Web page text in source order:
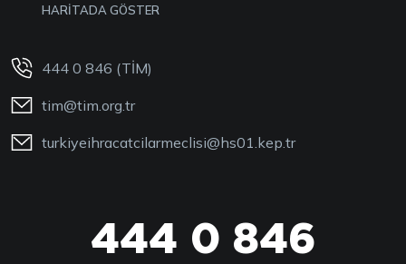
HARİTADA GÖSTER
444 0 846 (TİM)
tim@tim.org.tr
turkiyeihracatcilarmeclisi@hs01.kep.tr
444 0 846
444 0 TİM